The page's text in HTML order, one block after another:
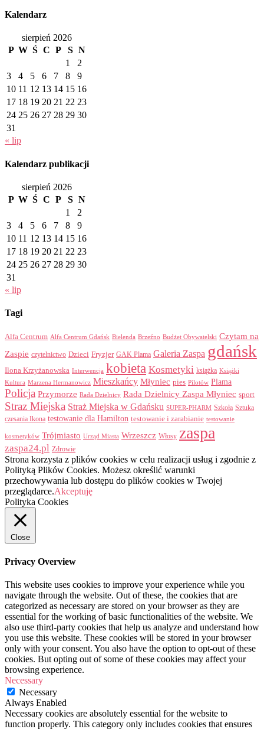
Kalendarz
sierpień 2026
P W Ś C P S N
1
2
3
4 5 6 7 8
9
10 11 12 13 14 15 16
17 18 19 20 21 22 23
24 25 26 27 28 29 30
31
« lip
Kalendarz publikacji
sierpień 2026
P W Ś C P S N
1
2
3
4 5 6 7 8
9
10 11 12 13 14 15 16
17 18 19 20 21 22 23
24 25 26 27 28 29 30
31
« lip
Tagi
Alfa Centrum Alfa Centrum Gdańsk Bielenda Brzeźno Budżet Obywatelski Czytam na
Zaspie czytelnictwo Dzieci Fryzjer GAK Plama Galeria Zaspa gdańsk
Ilona Krzyżanowska Interwencja kobieta Kosmetyki książka Książki
Kultura Marzena Hermanowicz Mieszkańcy Młyniec pies Pilotów Plama
Policja Przymorze Rada Dzielnicy Rada Dzielnicy Zaspa Młyniec sport
Straz Miejska Straż Miejska w Gdańsku SUPER-PHARM Szkoła Sztuka
czesania Ikona testowanie dla Hamilton testowanie i zarabianie testowanie
kosmetyków Trójmiasto Urząd Miasta Wrzeszcz Włosy zaspa
zaspa24.pl Zdrowie
Strona korzysta z plików cookies w celu realizacji usług i zgodnie z
Polityką Plików Cookies. Możesz określić warunki
przechowywania lub dostępu do plików cookies w Twojej
przeglądarce.Akceptuję
Polityka Cookies
Close
Privacy Overview
This website uses cookies to improve your experience while you
navigate through the website. Out of these, the cookies that are
categorized as necessary are stored on your browser as they are
essential for the working of basic functionalities of the website. We
also use third-party cookies that help us analyze and understand how
you use this website. These cookies will be stored in your browser
only with your consent. You also have the option to opt-out of these
cookies. But opting out of some of these cookies may affect your
browsing experience.
Necessary
Necessary
Always Enabled
Necessary cookies are absolutely essential for the website to
function properly. This category only includes cookies that ensures